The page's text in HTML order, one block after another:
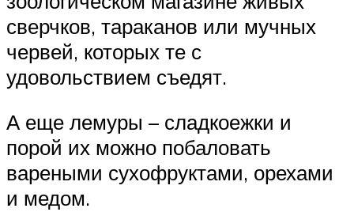
сверчков, тараканов или мучных
червей, которых те с
удовольствием съедят.
А еще лемуры – сладкоежки и
порой их можно побаловать
вареными сухофруктами, орехами
и медом.